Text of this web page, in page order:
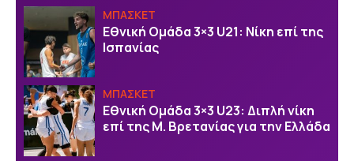
ΜΠΑΣΚΕΤ
Εθνική Ομάδα 3×3 U21: Νίκη επί της
Ισπανίας
ΜΠΑΣΚΕΤ
Εθνική Ομάδα 3×3 U23: Διπλή νίκη
επί της Μ. Βρετανίας για την Ελλάδα